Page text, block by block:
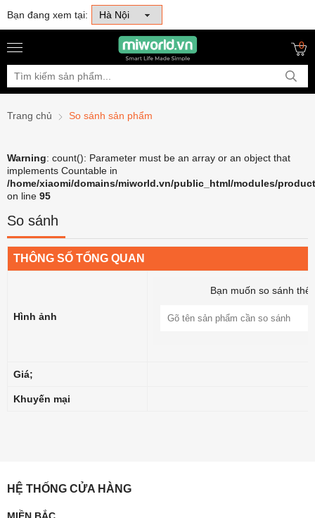
Bạn đang xem tại:
0
Trang chủ So sánh sản phẩm
Warning: count(): Parameter must be an array or an object that
implements Countable in
/home/xiaomi/domains/miworld.vn/public_html/modules/
on line 95
So sánh
THÔNG SỐ TỔNG QUAN
Hình ảnh
Bạn muốn so sánh
Giá;
Khuyến mại
HỆ THỐNG CỬA HÀNG